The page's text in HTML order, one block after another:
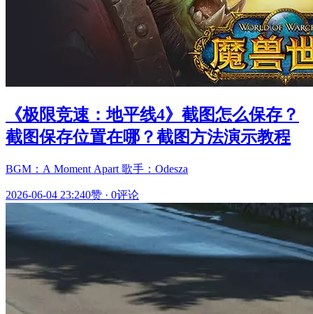
《极限竞速：地平线4》截图怎么保存？
截图保存位置在哪？截图方法演示教程
BGM：A Moment Apart 歌手：Odesza
2026-06-04 23:240赞 · 0评论